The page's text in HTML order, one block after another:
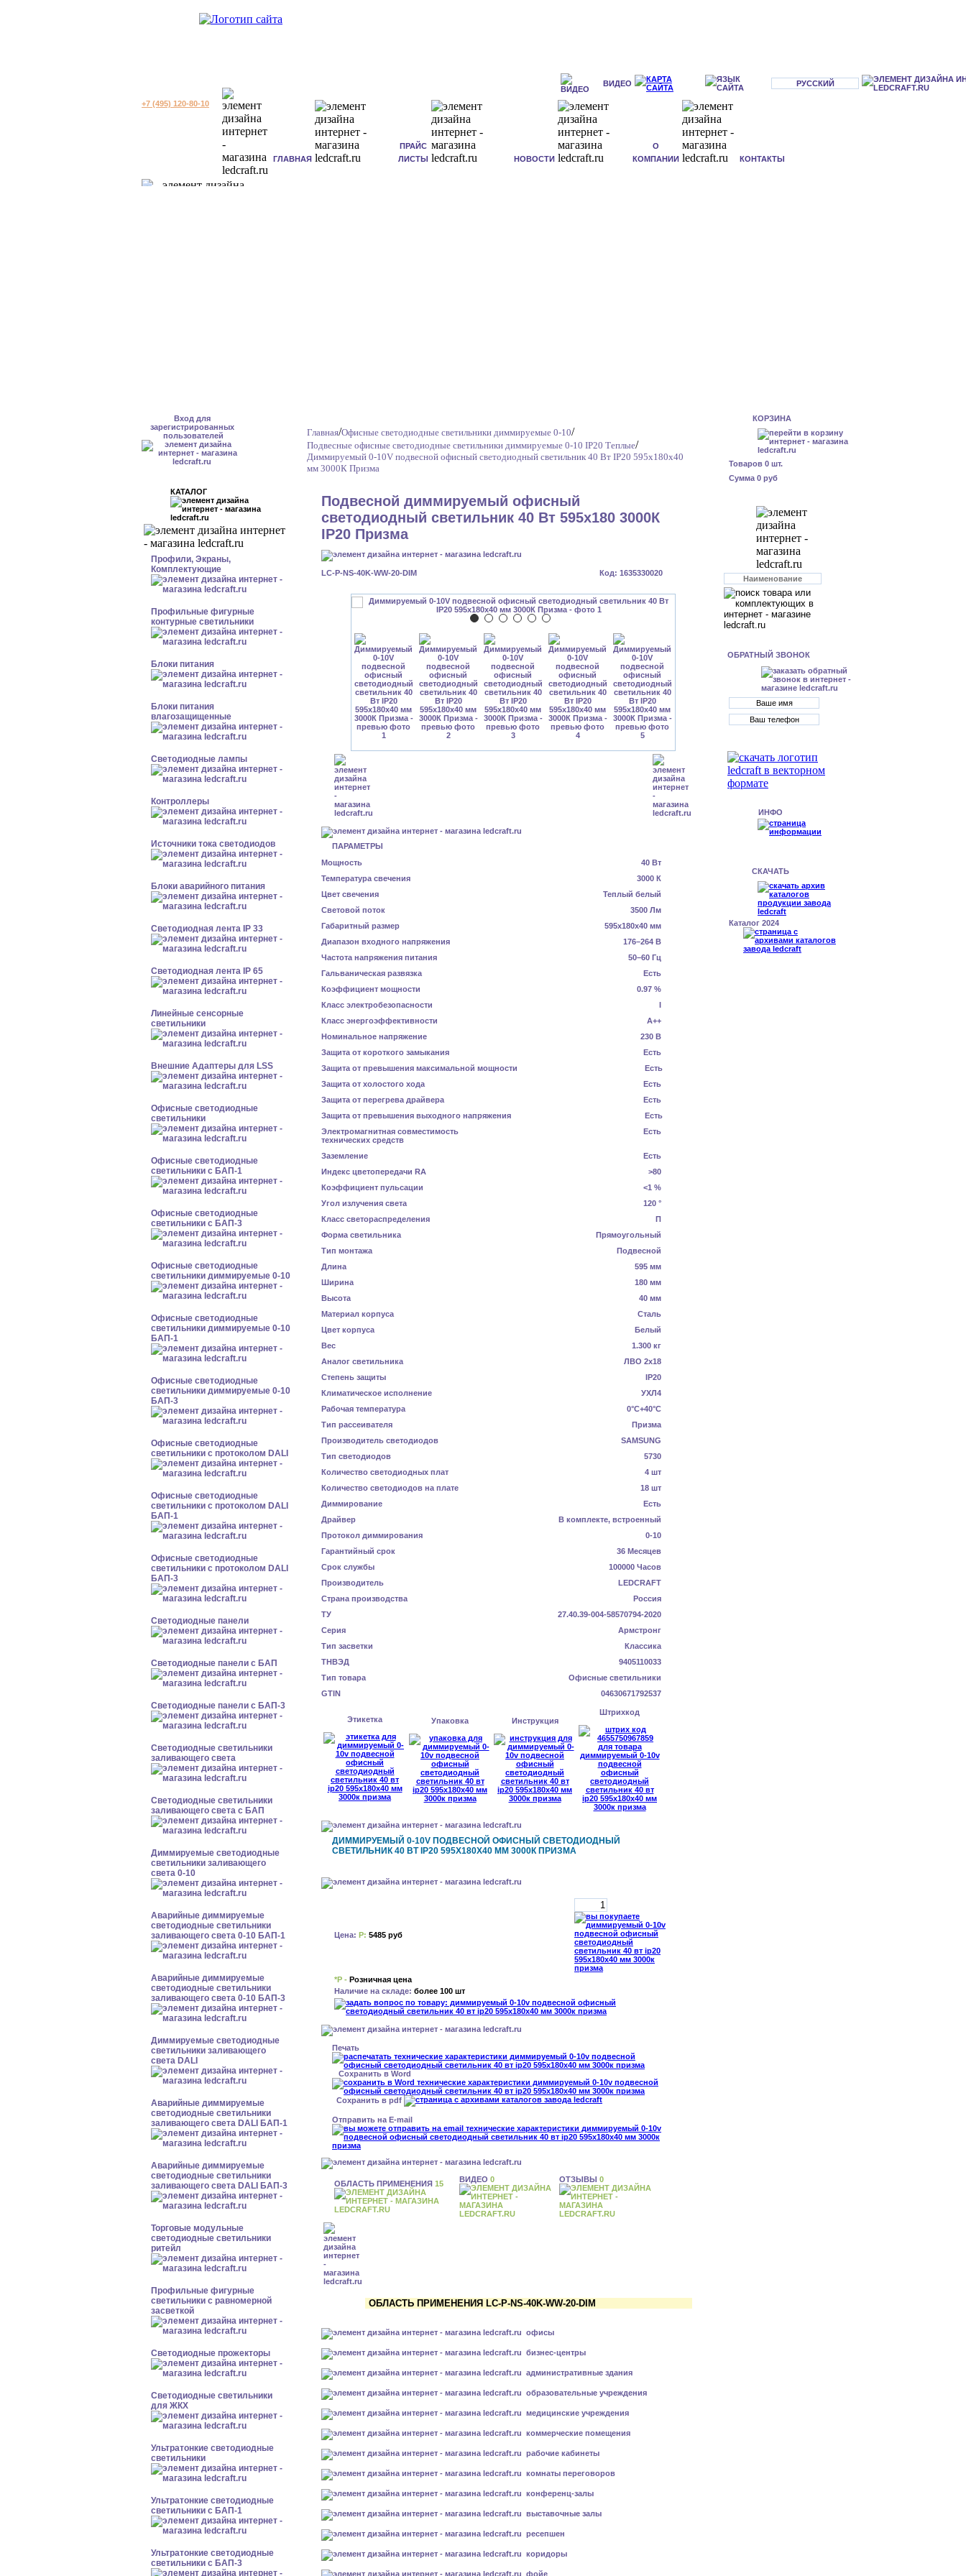
ВИДЕО РУССКИЙ
+7 (495) 120-80-10
ГЛАВНАЯ
ПРАЙС
ЛИСТЫ
НОВОСТИ
О
КОМПАНИИ
КОНТАКТЫ
Вход для
зарегистрированных
пользователей
КАТАЛОГ
Профили, Экраны,
Комплектующие
Профильные фигурные
контурные светильники
Блоки питания
Блоки питания
влагозащищенные
Светодиодные лампы
Контроллеры
Источники тока светодиодов
Блоки аварийного питания
Светодиодная лента IP 33
Светодиодная лента IP 65
Линейные сенсорные
светильники
Внешние Адаптеры для LSS
Офисные светодиодные
светильники
Офисные светодиодные
светильники с БАП-1
Офисные светодиодные
светильники с БАП-3
Офисные светодиодные
светильники диммируемые 0-10
Офисные светодиодные
светильники диммируемые 0-10
БАП-1
Офисные светодиодные
светильники диммируемые 0-10
БАП-3
Офисные светодиодные
светильники с протоколом DALI
Офисные светодиодные
светильники с протоколом DALI
БАП-1
Офисные светодиодные
светильники с протоколом DALI
БАП-3
Cветодиодные панели
Cветодиодные панели с БАП
Cветодиодные панели с БАП-3
Светодиодные светильники
заливающего света
Светодиодные светильники
заливающего света с БАП
Диммируемые светодиодные
светильники заливающего
света 0-10
Аварийные диммируемые
светодиодные светильники
заливающего света 0-10 БАП-1
Аварийные диммируемые
светодиодные светильники
заливающего света 0-10 БАП-3
Диммируемые светодиодные
светильники заливающего
света DALI
Аварийные диммируемые
светодиодные светильники
заливающего света DALI БАП-1
Аварийные диммируемые
светодиодные светильники
заливающего света DALI БАП-3
Торговые модульные
светодиодные светильники
ритейл
Профильные фигурные
светильники с равномерной
засветкой
Светодиодные прожекторы
Светодиодные светильники
для ЖКХ
Ультратонкие светодиодные
светильники
Ультратонкие светодиодные
светильники с БАП-1
Ультратонкие светодиодные
светильники с БАП-3
Главная/Офисные светодиодные светильники диммируемые 0-10/
Подвесные офисные светодиодные светильники диммируемые 0-10 IP20 Теплые/
Диммируемый 0-10V подвесной офисный светодиодный светильник 40 Вт IP20 595x180x40
мм 3000К Призма
Подвесной диммируемый офисный
светодиодный светильник 40 Вт 595x180 3000К
IP20 Призма
Код: 1635330020
LC-P-NS-40K-WW-20-DIM
ПАРАМЕТРЫ
Мощность
40 Вт
Температура свечения
3000 К
Цвет свечения
Теплый белый
Световой поток
3500 Лм
Габаритный размер
595x180x40 мм
Диапазон входного напряжения
176–264 В
Частота напряжения питания
50–60 Гц
Гальваническая развязка
Есть
Коэффициент мощности
0.97 %
Класс электробезопасности
I
Класс энергоэффективности
А++
Номинальное напряжение
230 В
Защита от короткого замыкания
Есть
Защита от превышения максимальной мощности
Есть
Защита от холостого хода
Есть
Защита от перегрева драйвера
Есть
Защита от превышения выходного напряжения
Есть
Электромагнитная совместимость
технических средств
Есть
Заземление
Есть
Индекс цветопередачи RA
>80
Коэффициент пульсации
<1 %
Угол излучения света
120 °
Класс светораспределения
П
Форма светильника
Прямоугольный
Тип монтажа
Подвесной
Длина
595 мм
Ширина
180 мм
Высота
40 мм
Материал корпуса
Сталь
Цвет корпуса
Белый
Вес
1.300 кг
Аналог светильника
ЛВО 2x18
Степень защиты
IP20
Климатическое исполнение
УХЛ4
Рабочая температура
0°C+40°C
Тип рассеивателя
Призма
Производитель светодиодов
SAMSUNG
Тип светодиодов
5730
Количество светодиодных плат
4 шт
Количество светодиодов на плате
18 шт
Диммирование
Есть
Драйвер
В комплекте, встроенный
Протокол диммирования
0-10
Гарантийный срок
36 Месяцев
Срок службы
100000 Часов
Производитель
LEDCRAFT
Страна производства
Россия
ТУ
27.40.39-004-58570794-2020
Серия
Армстронг
Тип засветки
Классика
ТНВЭД
9405110033
Тип товара
Офисные светильники
GTIN
04630671792537
Этикетка Упаковка Инструкция
Штрихкод
ДИММИРУЕМЫЙ 0-10V ПОДВЕСНОЙ ОФИСНЫЙ СВЕТОДИОДНЫЙ
СВЕТИЛЬНИК 40 ВТ IP20 595X180X40 ММ 3000К ПРИЗМА
Цена: Р: 5485 руб
*Р - Розничная цена
Наличие на складе: более 100 шт
Печать
Сохранить в Word
Сохранить в pdf
Отправить на E-mail
ОБЛАСТЬ ПРИМЕНЕНИЯ 15 ВИДЕО 0 ОТЗЫВЫ 0
ОБЛАСТЬ ПРИМЕНЕНИЯ LC-P-NS-40K-WW-20-DIM
офисы
бизнес-центры
административные здания
образовательные учреждения
медицинские учреждения
коммерческие помещения
рабочие кабинеты
комнаты переговоров
конференц-залы
выставочные залы
ресепшен
коридоры
фойе
КОРЗИНА
Товаров 0 шт.
Сумма 0 руб
ОБРАТНЫЙ ЗВОНОК
ИНФО
СКАЧАТЬ
Каталог 2024